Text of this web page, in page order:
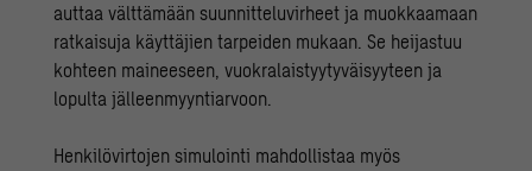
auttaa välttämään suunnitteluvirheet ja muokkaamaan
ratkaisuja käyttäjien tarpeiden mukaan. Se heijastuu
kohteen maineeseen, vuokralaistyytyväisyyteen ja
lopulta jälleenmyyntiarvoon.
Henkilövirtojen simulointi mahdollistaa myös